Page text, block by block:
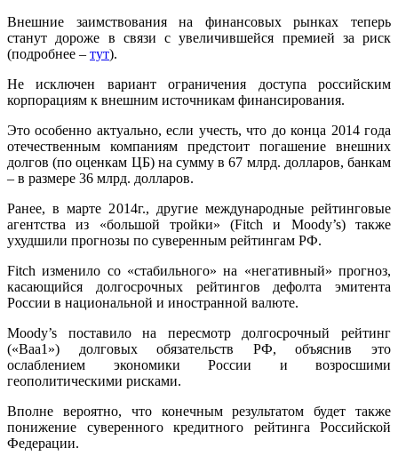
Внешние заимствования на финансовых рынках теперь
станут дороже в связи с увеличившейся премией за риск
(подробнее – тут).
Не исключен вариант ограничения доступа российским
корпорациям к внешним источникам финансирования.
Это особенно актуально, если учесть, что до конца 2014 года
отечественным компаниям предстоит погашение внешних
долгов (по оценкам ЦБ) на сумму в 67 млрд. долларов, банкам
– в размере 36 млрд. долларов.
Ранее, в марте 2014г., другие международные рейтинговые
агентства из «большой тройки» (Fitch и Moody’s) также
ухудшили прогнозы по суверенным рейтингам РФ.
Fitch изменило со «стабильного» на «негативный» прогноз,
касающийся долгосрочных рейтингов дефолта эмитента
России в национальной и иностранной валюте.
Moody’s поставило на пересмотр долгосрочный рейтинг
(«Baa1») долговых обязательств РФ, объяснив это
ослаблением экономики России и возросшими
геополитическими рисками.
Вполне вероятно, что конечным результатом будет также
понижение суверенного кредитного рейтинга Российской
Федерации.